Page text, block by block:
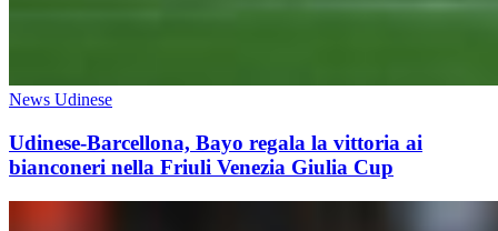
News Udinese
Udinese-Barcellona, Bayo regala la vittoria ai
bianconeri nella Friuli Venezia Giulia Cup